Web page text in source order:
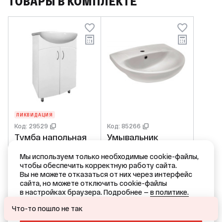
ЛИКВИДАЦИЯ
Код: 29529
Тумба напольная
(ум. Антик 55)
Flamenco
(В820хШ495хГ285
4 226,20 ₽/ шт
В КОРЗИНУ
Код: 85266
Умывальник
SANTEK Антик-55
ШВГ 560х205х460
4 510,35 ₽/ шт
В КОРЗИНУ
Ваш город — Краснодар?
Мы используем только необходимые cookie-файлы,
чтобы обеспечить корректную работу сайта.
Вы не можете отказаться от них через интерфейс
сайта, но можете отключить cookie-файлы
в настройках браузера. Подробнее — в политике.
Что-то пошло не так